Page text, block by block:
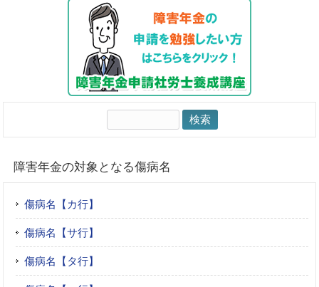
障害年金の対象となる傷病名
傷病名【カ行】
傷病名【サ行】
傷病名【タ行】